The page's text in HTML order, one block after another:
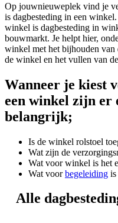
Op jouwnieuweplek vind je
is dagbesteding in een
winkel is dagbesteding in
bouwmarkt. Je helpt hier,
winkel met het bijhouden van
de winkel en het vullen van
Wanneer je kiest
een winkel zijn er
belangrijk;
Is de winkel rolstoel
Wat zijn de
Wat voor winkel is het
Wat voorbegeleiding is
Alle